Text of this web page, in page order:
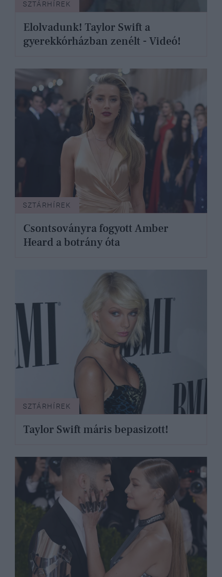
SZTÁRHÍREK
Elolvadunk! Taylor Swift a
gyerekkórházban zenélt - Videó!
SZTÁRHÍREK
Csontsoványra fogyott Amber
Heard a botrány óta
SZTÁRHÍREK
Taylor Swift máris bepasizott!